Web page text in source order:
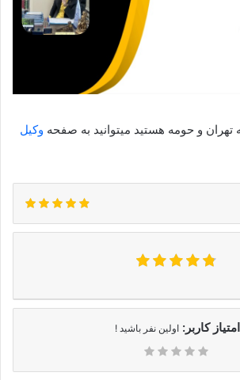
و حومه هستید میتوانید به صفحه وکیل
امتیاز کاربر: اولین نفر باشید !